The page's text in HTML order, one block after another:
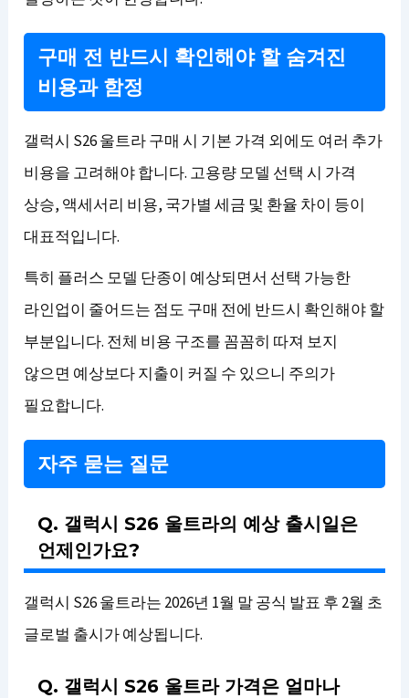
구매 전 반드시 확인해야 할 숨겨진
비용과 함정
갤럭시 S26 울트라 구매 시 기본 가격 외에도 여러 추가
비용을 고려해야 합니다. 고용량 모델 선택 시 가격
상승, 액세서리 비용, 국가별 세금 및 환율 차이 등이
대표적입니다.
특히 플러스 모델 단종이 예상되면서 선택 가능한
라인업이 줄어드는 점도 구매 전에 반드시 확인해야 할
부분입니다. 전체 비용 구조를 꼼꼼히 따져 보지
않으면 예상보다 지출이 커질 수 있으니 주의가
필요합니다.
자주 묻는 질문
Q. 갤럭시 S26 울트라의 예상 출시일은
언제인가요?
갤럭시 S26 울트라는 2026년 1월 말 공식 발표 후 2월 초
글로벌 출시가 예상됩니다.
Q. 갤럭시 S26 울트라 가격은 얼마나